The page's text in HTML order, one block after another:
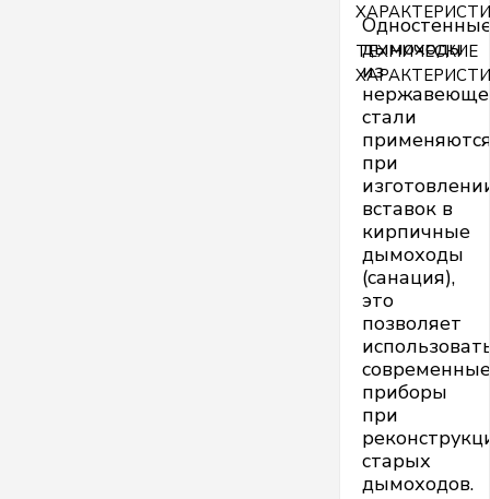
ТЕХНИЧЕСКИЕ
дымоходы
из
стали
при
вставок в
кирпичные
дымоходы
(санация),
это
позволяет
современные
приборы
при
старых
дымоходов.